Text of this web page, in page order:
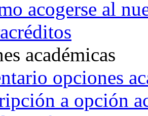
acogerse al
académicas
opciones
a opción